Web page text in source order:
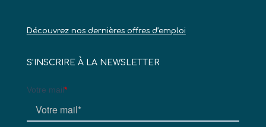
Découvrez nos dernières offres d’emploi
S’INSCRIRE À LA NEWSLETTER